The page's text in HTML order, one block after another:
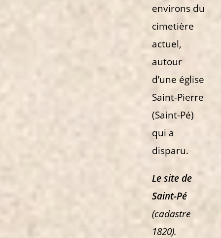
environs du
cimetière
actuel,
autour
d’une église
Saint-Pierre
(Saint-Pé)
qui a
disparu.
Le site de
Saint-Pé
(cadastre
1820).